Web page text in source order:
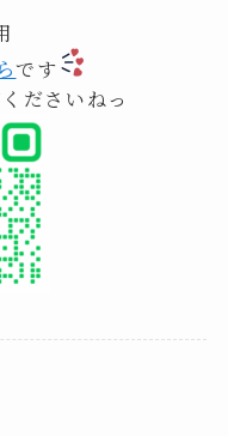
です
ださいねっ